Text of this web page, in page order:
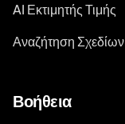
AI Εκτιμητής Τιμής
Αναζήτηση
Βοήθεια